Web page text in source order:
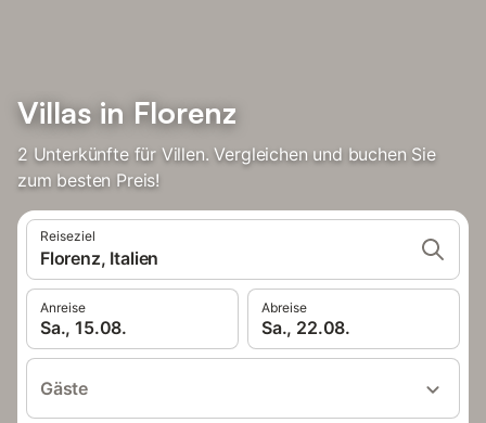
Villas in Florenz
2 Unterkünfte für Villen. Vergleichen und buchen Sie
zum besten Preis!
Reiseziel
Florenz, Italien
Anreise
Sa., 15.08.
Abreise
Sa., 22.08.
Gäste